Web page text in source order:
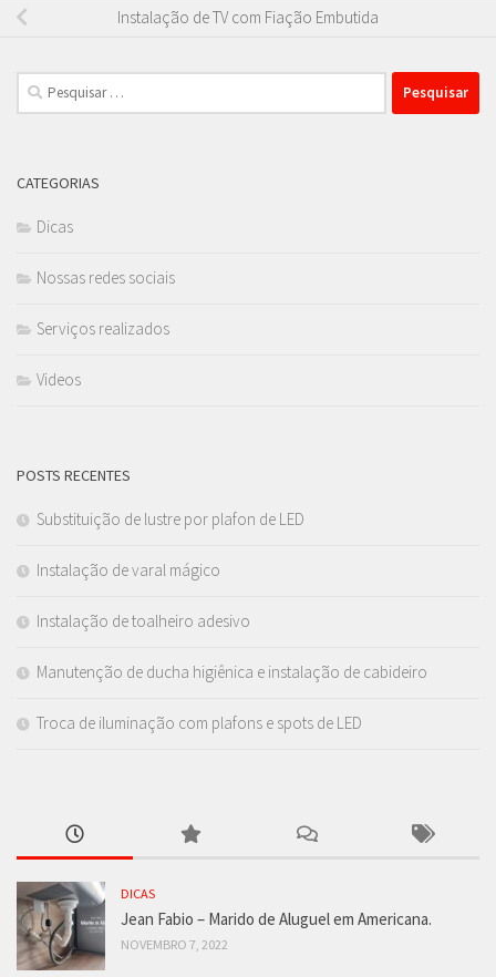
Instalação de TV com Fiação Embutida
Pesquisar
por:
CATEGORIAS
Dicas
Nossas redes sociais
Serviços realizados
Videos
POSTS RECENTES
Substituição de lustre por plafon de LED
Instalação de varal mágico
Instalação de toalheiro adesivo
Manutenção de ducha higiênica e instalação de cabideiro
Troca de iluminação com plafons e spots de LED
DICAS
Jean Fabio – Marido de Aluguel em Americana.
NOVEMBRO 7, 2022